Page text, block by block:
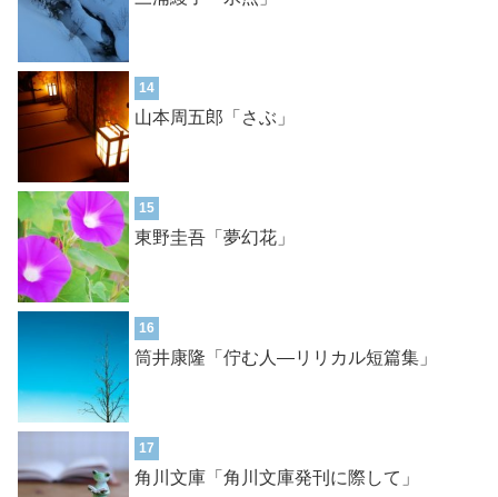
14
山本周五郎「さぶ」
15
東野圭吾「夢幻花」
16
筒井康隆「佇む人―リリカル短篇集」
17
角川文庫「角川文庫発刊に際して」